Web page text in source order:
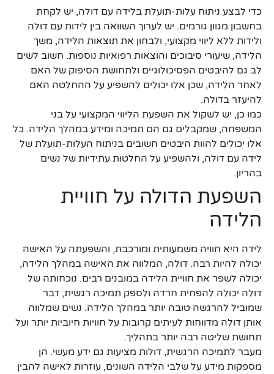
כדי לבצע ניתוח עלות-תועלת בלידה עם דולה, יש לקחת
בחשבון מגוון גורמים. יש לערוך השוואה בין לידות עם דולה
ולידות ללא ליווי מקצועי, ולבחון את תוצאות הלידה, משך
הלידה, שיעורי סיבוכים והוצאות רפואיות נוספות. חשוב לשים
לב גם להיבטים הפסיכולוגיים ולתחושת הסיפוק של האם
לאחר הלידה, שכן אלו יכולים להשפיע על ההחלטה האם
להיעזר בדולה.
כמו כן, יש לשקול את השפעת הליווי המקצועי על בני
המשפחה, שמקבלים גם הם תמיכה ומידע במהלך הלידה. כל
אלו יכולים להוות היבטים חשובים בניתוח העלות-תועלת של
לידה עם דולה, ולהשפיע על החלטות עתידיות של נשים
בהריון.
השפעת הדולה על חוויית
הלידה
לידה היא חוויה משמעותית ומורכבת, והשפעתה על האישה
יכולה להיות רבה. דולה, המלווה את האישה במהלך הלידה,
יכולה לשפר את חוויית הלידה במובנים רבים. נוכחותה של
דולה יכולה להפחית חרדה ולספק תמיכה רגשית, דבר
שמוביל להרגשה טובה יותר במהלך הלידה. נשים שמלווה
אותן דולה מדווחות לעיתים קרובות על חוויות חיוביות יותר ועל
תחושת שליטה רבה יותר בתהליך.
מעבר לתמיכה הרגשית, דולות מציעות גם ידע מעשי. הן
מספקות מידע על שלבי הלידה השונים, עוזרות לאישה להבין